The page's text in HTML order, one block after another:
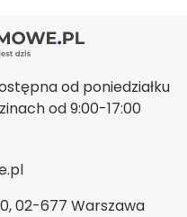
od poniedziałku
od 9:00-17:00
02-677 Warszawa